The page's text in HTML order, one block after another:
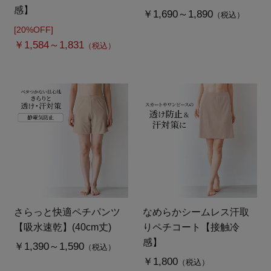
感】
[20%OFF]
￥1,584～1,831 （税込）
￥1,690～1,890（税込）
さらっと快適ペチパンツ
【吸水速乾】(40cm丈)
￥1,390～1,590 （税込）
なめらかシームレス汗取
りペチコート【接触冷
感】
￥1,800（税込）